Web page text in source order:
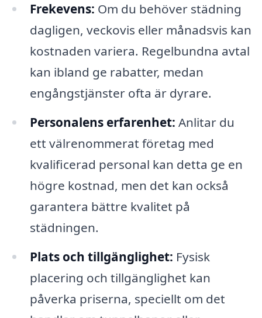
Frekevens: Om du behöver städning
dagligen, veckovis eller månadsvis kan
kostnaden variera. Regelbundna avtal
kan ibland ge rabatter, medan
engångstjänster ofta är dyrare.
Personalens erfarenhet: Anlitar du
ett välrenommerat företag med
kvalificerad personal kan detta ge en
högre kostnad, men det kan också
garantera bättre kvalitet på
städningen.
Plats och tillgänglighet: Fysisk
placering och tillgänglighet kan
påverka priserna, speciellt om det